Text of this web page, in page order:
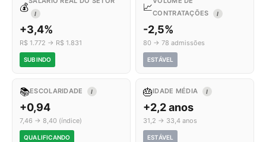
💰
I
+3,4%
R$ 1.772 → R$ 1.831
SUBINDO
📈CONTRATAÇÕES
I
-2,5%
80 → 78 admissões
ESTÁVEL
📚ESCOLARIDADE I
+0,94
7,46 → 8,40 (índice)
QUALIFICANDO
🎂IDADE MÉDIA I
+2,2 anos
31,2 → 33,4 anos
ESTÁVEL